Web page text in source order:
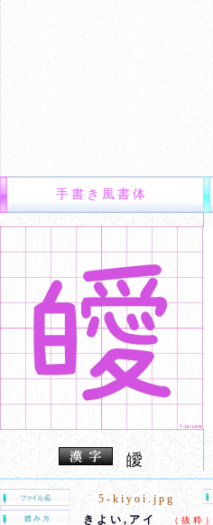
手書き風書体
皧
5-kiyoi.jpg
きよい,アイ
（抜粋）